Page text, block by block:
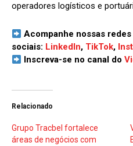
operadores logísticos e
Acompanhe nossas redes
sociais: LinkedIn, TikTok,
Inscreva-se no canal do
Relacionado
Grupo Tracbel fortalece
áreas de negócios com